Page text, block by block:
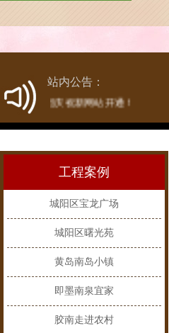
站内公告：
热烈庆祝新网站开通！
工程案例
城阳区宝龙广场
城阳区曙光苑
黄岛南岛小镇
即墨南泉宜家
胶南走进农村